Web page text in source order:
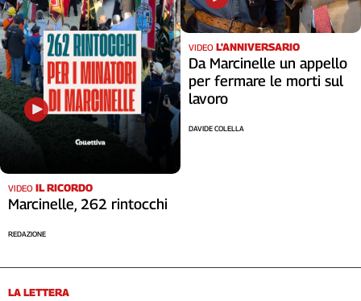
VIDEO IL RICORDO
Marcinelle, 262 rintocchi
REDAZIONE
VIDEO L'ANNIVERSARIO
Da Marcinelle un appello
per fermare le morti sul
lavoro
DAVIDE COLELLA
LA LETTERA